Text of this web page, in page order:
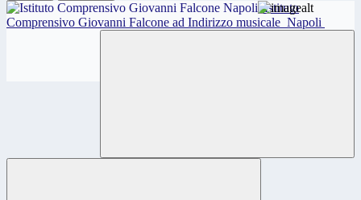
Istituto
Comprensivo Giovanni Falcone ad Indirizzo musicale Napoli